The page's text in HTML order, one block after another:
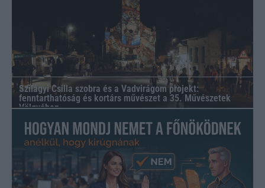
Szilágyi Csilla szobra és a Vadvirágom projekt:
fenntarthatóság és kortárs művészet a 35. Művészetek
Völgyében